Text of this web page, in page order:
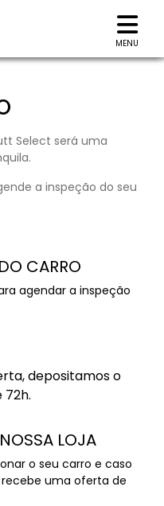
MENU
Select será uma
a inspeção do seu
CARRO
agendar a inspeção
depositamos o
LOJA
o seu carro e caso
uma oferta de